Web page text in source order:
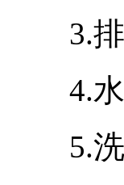
3.排
4.水
5.洗